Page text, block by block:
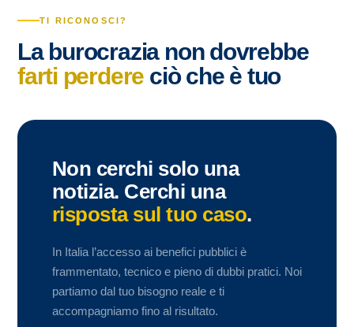
TI RICONOSCI?
La burocrazia non dovrebbe
farti perdere ciò che è tuo
Non cerchi solo una
notizia. Cerchi una
risposta sul tuo caso.
In Italia l’accesso ai benefici pubblici è
frammentato, tecnico e pieno di dubbi pratici. Noi
partiamo dal tuo bisogno reale e ti
accompagniamo fino al risultato.